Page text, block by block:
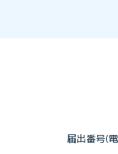
届出番号(